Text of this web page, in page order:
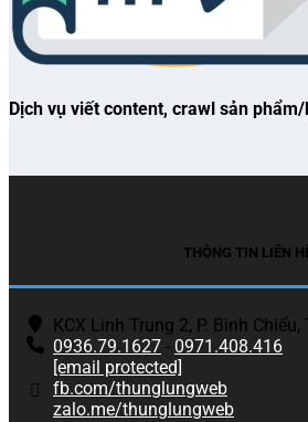
Dịch vụ viết content, crawl sản
THÔNG TIN LIÊN
KCX Linh Trung 2, P. Bình Chiểu,
0936.79.1627 - 0971.408.416
[email protected]
fb.com/thunglungweb
zalo.me/thunglungweb